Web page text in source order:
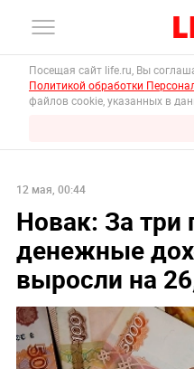
Посещая сайт life.ru, Вы
Политикой обработки
файлов cookie, указанных в
12 мая, 00:44
Новак: За три
денежные
выросли на